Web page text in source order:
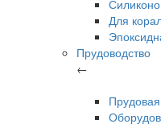
Для
Прудоводство
←